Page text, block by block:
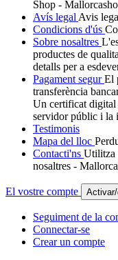
Shop -
Avís legal Avis
Condicions d'ús
Sobre nosaltres
productes de
detalls per a
Pagament segurEl
transferència
Un certificat digital
servidor públic i la
Testimonis
Mapa del lloc
Contacti'ns Utilitza
nosaltres -
El vostre compte
Seguiment de la
Connectar-se
Crear un compte